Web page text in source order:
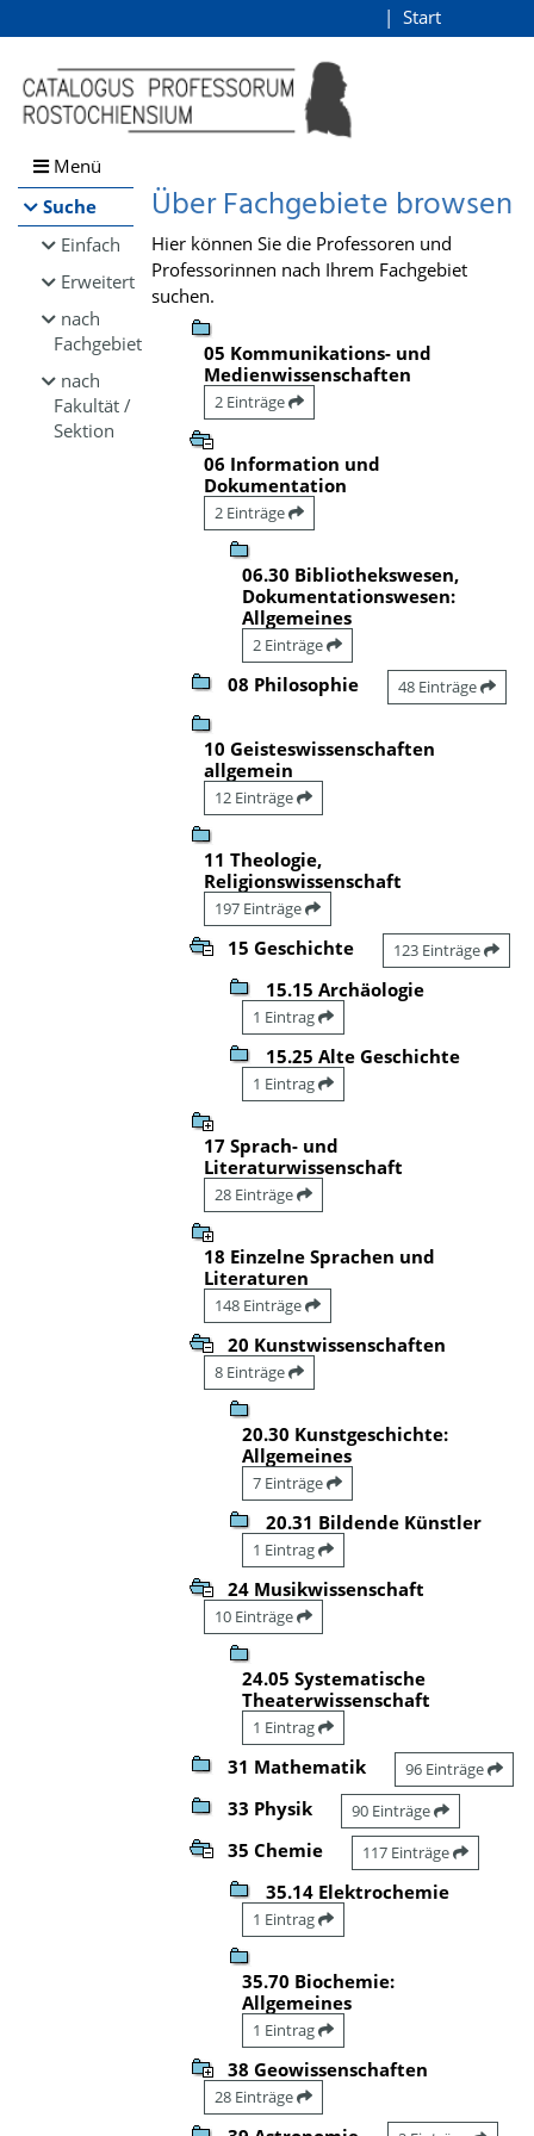
Browsen
direkt zum Inhalt
Start
Menü
Suche
Einfach
Erweitert
nach
Fachgebiet
nach
Fakultät /
Sektion
Über Fachgebiete browsen
Hier können Sie die Professoren und
Professorinnen nach Ihrem Fachgebiet
suchen.
05 Kommunikations- und
Medienwissenschaften
2 Einträge
06 Information und
Dokumentation
2 Einträge
06.30 Bibliothekswesen,
Dokumentationswesen:
Allgemeines
2 Einträge
08 Philosophie 48 Einträge
10 Geisteswissenschaften
allgemein
12 Einträge
11 Theologie,
Religionswissenschaft
197 Einträge
15 Geschichte 123 Einträge
15.15 Archäologie
1 Eintrag
15.25 Alte Geschichte
1 Eintrag
17 Sprach- und
Literaturwissenschaft
28 Einträge
18 Einzelne Sprachen und
Literaturen
148 Einträge
20 Kunstwissenschaften
8 Einträge
20.30 Kunstgeschichte:
Allgemeines
7 Einträge
20.31 Bildende Künstler
1 Eintrag
24 Musikwissenschaft
10 Einträge
24.05 Systematische
Theaterwissenschaft
1 Eintrag
31 Mathematik 96 Einträge
33 Physik 90 Einträge
35 Chemie 117 Einträge
35.14 Elektrochemie
1 Eintrag
35.70 Biochemie:
Allgemeines
1 Eintrag
38 Geowissenschaften
28 Einträge